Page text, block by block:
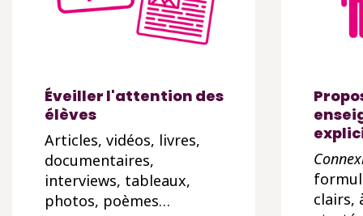
Éveiller l'attention des
élèves
Articles, vidéos, livres,
documentaires,
interviews, tableaux,
photos, poèmes…
clairs,